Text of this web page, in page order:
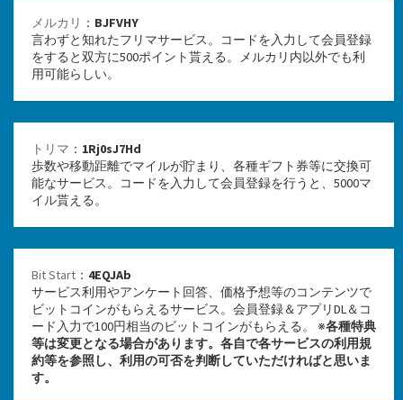
メルカリ ： BJFVHY
言わずと知れたフリマサービス。コードを入力して会員登録
をすると双方に500ポイント貰える。メルカリ内以外でも利
用可能らしい。
トリマ ： 1Rj0sJ7Hd
歩数や移動距離でマイルが貯まり、各種ギフト券等に交換可
能なサービス。コードを入力して会員登録を行うと、5000マ
イル貰える。
Bit Start ： 4EQJAb
サービス利用やアンケート回答、価格予想等のコンテンツで
ビットコインがもらえるサービス。会員登録＆アプリDL＆コ
ード入力で100円相当のビットコインがもらえる。 ※各種特典
等は変更となる場合があります。各自で各サービスの利用規
約等を参照し、利用の可否を判断していただければと思いま
す。